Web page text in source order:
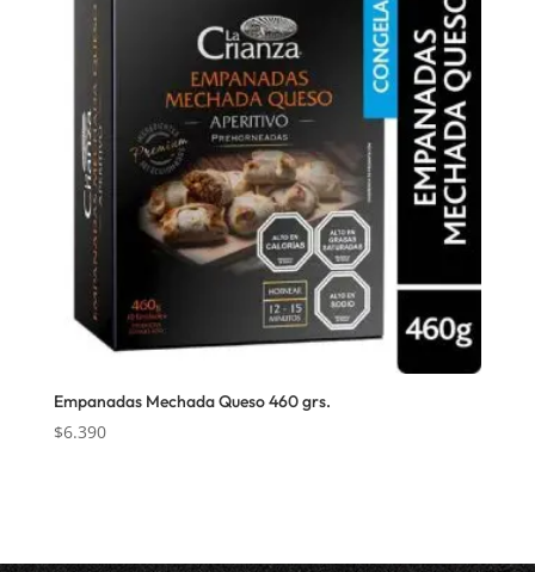
Empanadas Mechada Queso 460 grs.
$6.390